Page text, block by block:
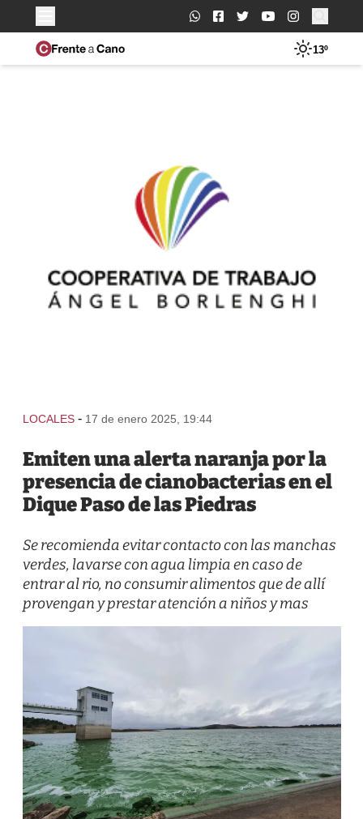
Buscar:
13º
LOCALES - 17 de enero 2025, 19:44
Emiten una alerta naranja por la
presencia de cianobacterias en el
Dique Paso de las Piedras
Se recomienda evitar contacto con las manchas
verdes, lavarse con agua limpia en caso de
entrar al rio, no consumir alimentos que de allí
provengan y prestar atención a niños y mas